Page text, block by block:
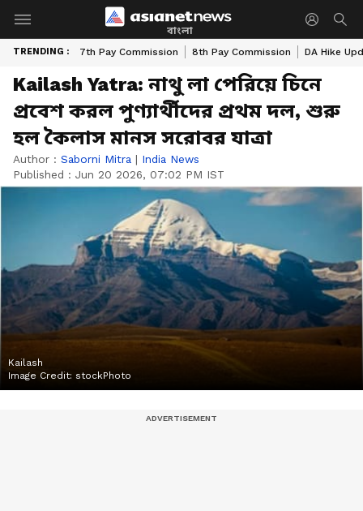
বাংলা
TRENDING : 7th Pay Commission 8th Pay Commission DA Hike
Kailash Yatra: নাথু লা পেরিয়ে চিনে
প্রবেশ করল পুণ্যার্থীদের প্রথম দল, শুরু
হল কৈলাস মানস সরোবর যাত্রা
Author : Saborni Mitra | India News
Published : Jun 20 2026, 07:02 PM IST
Kailash
Image Credit: stockPhoto